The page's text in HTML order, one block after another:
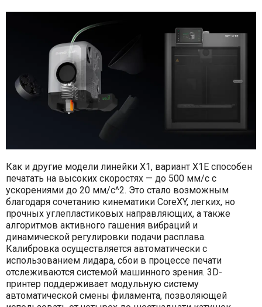
Как и другие модели линейки X1, вариант X1Е способен
печатать на высоких скоростях — до 500 мм/c с
ускорениями до 20 мм/с^2. Это стало возможным
благодаря сочетанию кинематики CoreXY, легких, но
прочных углепластиковых направляющих, а также
алгоритмов активного гашения вибраций и
динамической регулировки подачи расплава.
Калибровка осуществляется автоматически с
использованием лидара, сбои в процессе печати
отслеживаются системой машинного зрения. 3D-
принтер поддерживает модульную систему
автоматической смены филамента, позволяющей